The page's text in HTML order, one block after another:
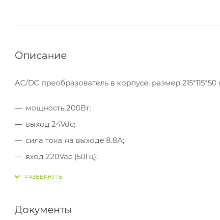
Описание
AC/DC преобразователь в корпусе, размер
мощность 200Вт;
выход 24Vdc;
сила тока на выходе 8.8A;
вход 220Vac (50Гц);
изоляция 3000Vac
Документы